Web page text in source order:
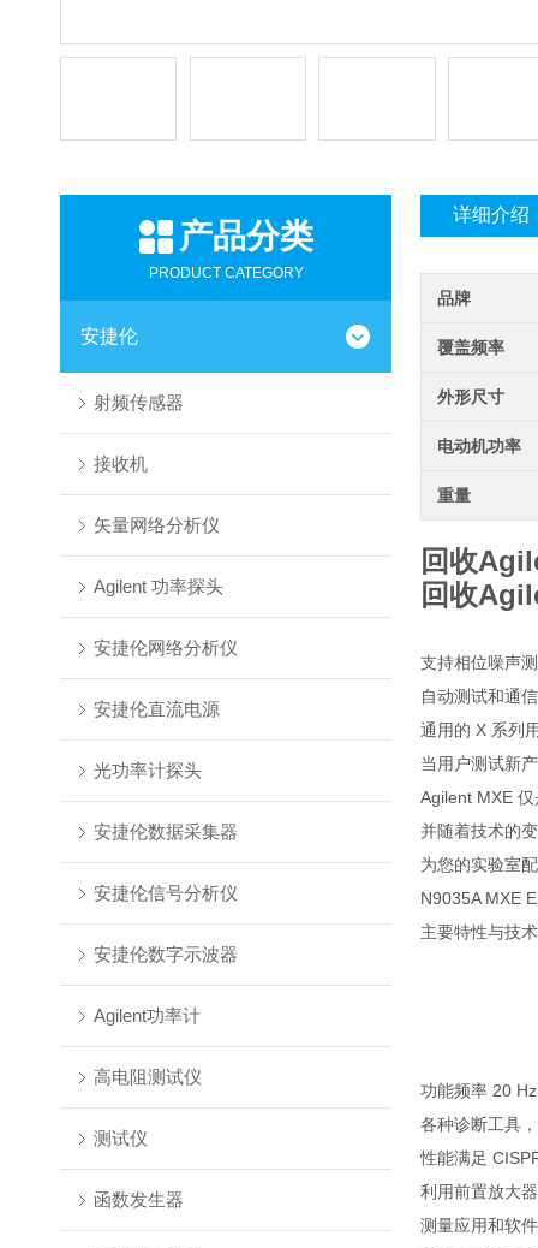
产品分类
PRODUCT CATEGORY
安捷伦
射频传感器
接收机
矢量网络分析仪
Agilent 功率探头
安捷伦网络分析仪
安捷伦直流电源
光功率计探头
安捷伦数据采集器
安捷伦信号分析仪
安捷伦数字示波器
Agilent功率计
高电阻测试仪
测试仪
函数发生器
详细介绍
品牌
覆盖频率
外形尺寸
电动机功率
重量
回收
回收
支持相位噪声
自动测试和通
通用的 X 系列
当用户测试新
Agilent MXE
并随着技术的
为您的实验室
N9035A MXE
主要特性与技
功能频率 20
各种诊断工具
性能满足
利用前置放大
测量应用和软